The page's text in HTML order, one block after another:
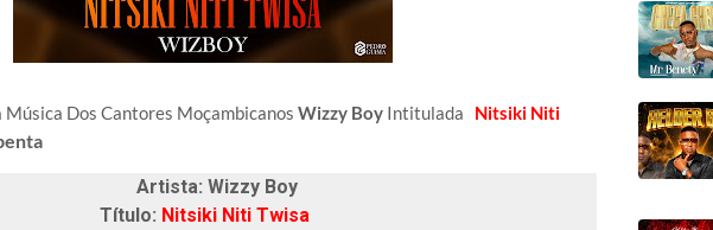
Música Dos Cantores Moçambicanos Wizzy Boy Intitulada
Nitsiki Niti
Artista: Wizzy Boy
Título: Nitsiki Niti Twisa